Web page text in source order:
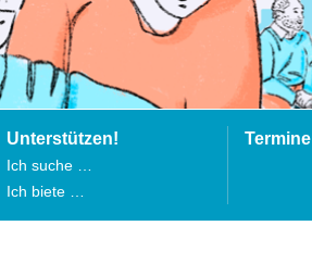
Unterstützen!
Ich suche …
Ich biete …
Termine